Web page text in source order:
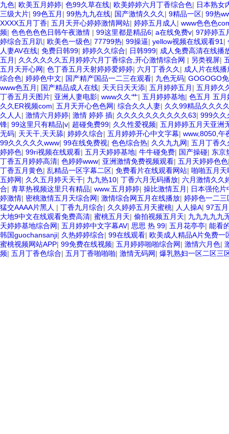
九色| 欧美五月婷婷| 色99久草在线| 欧美婷婷六月丁香综合色| 日本熟女
三级大片| 99色五月 | 99热九九在线| 国产激情久久久 | 9精品一区| 99热
XXXX五月丁香| 五月天开心婷婷激情网站| 婷婷五月成人 | www色色色
频| 色色色色色日韩午夜激情 | 99这里都是精品6| a在线免费v| 97婷婷五
婷综合五月趴| 欧美色一级色| 77799热| 99操逼| yellow视频在线观看91 |
人妻AV在线| 免费日韩99| 婷婷久久综合| 日韩999| 成人免费高清在线播
五月 | 久久久久久久五月婷婷六月丁香综合,开心激情综合网 | 另类视屏|
五月天开心网| 色丁香五月天射婷婷爱婷婷| 六月丁香久久 | 成人片在线播
综合色| 婷婷色中文| 国产精产国品一二三在观看| 九色无码| GOGOGO
www色五月 | 国产精品成人在线| 天天日天天添| 五月婷婷五月 | 五月婷久
丁香五月天图片| 亚洲人妻电影| www久久艹| 五月婷婷基地| 色五月 五月
久久ER视频com| 五月天开心色色网| 综合久久人妻| 久久99精品久久久
久人人 | 激情六月婷婷| 激情 婷婷 插| 久久久久久久久久久久63| 999久久
锋| 99这里只有精品|v| 超碰免费99| 久久性爱视频| 五月婷婷五月天亚洲
无码| 天天干,天天舔| 婷婷久综合| 五月婷婷开心中文字幕| www,8050,午
99久久久久久www| 99在线免费视| 色色综合热| 久久九九网| 五月丁香久
婷婷色| 99ri视频在线观看| 五月天婷婷基地| 牛牛碰免费| 国产操碰| 东京
丁香五月婷婷高清| 色婷婷www| 亚洲激情免费视频观看| 五月天婷婷色色
丁香五月黄色| 乱精品一区字幕二区| 免费看片在线观看网站| 啪啪五月天
五婷网| 久久五月婷天天干| 九九热10| 丁香六月无码播放| 六月激情久久
合| 青草热视频这里只有精品| www.五月婷婷| 操比激情五月 | 日本强伦
婷激情| 密桃激情五月天综合网| 激情综合网五月在线播放| 婷婷色一二
猛交AAAA片黑人 | 丁香九月综合| 久久婷婷五月天蜜桃| 人人操A| 97五
大地9中文在线观看免费高清| 蜜桃五月天| 偷拍视频五月天| 九九九九九
天婷婷基地综合网| 五月婷婷中文字幕AV| 思思 热 99| 五月花亭亭| 能看
韩国guochansanji| 久热婷婷综合| 99在线观看| 欧美成人精品A片免费一
蜜桃视频网站APP| 99免费在线视频| 五月婷婷啪啪综合网| 激情六月色|
频| 五月丁香色综合| 五月丁香啪啪啪| 激情无码网| 爆乳熟妇一区二区三